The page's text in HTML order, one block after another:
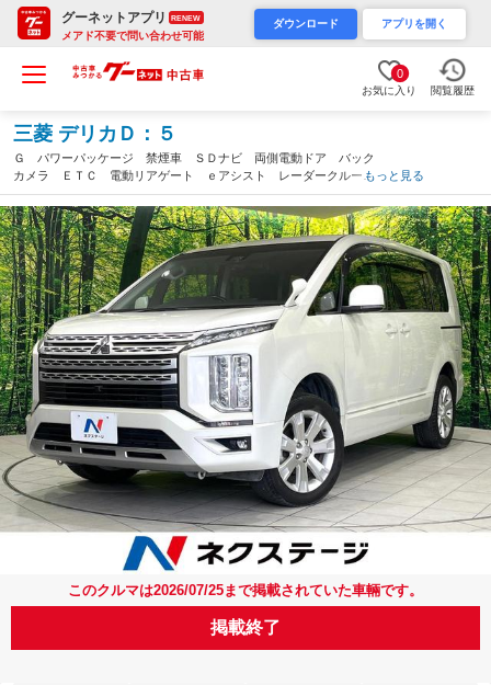
グーネットアプリ RENEW
メアド不要で問い合わせ可能
ダウンロード アプリを開く
0
お気に入り 閲覧履歴
三菱 デリカＤ：５
Ｇ パワーパッケージ 禁煙車 ＳＤナビ 両側電動ドア バック
カメラ ＥＴＣ 電動リアゲート ｅアシスト レーダークルーズ
コントロール シートヒーター パワーシート 電動パーキングブ
レーキ Ｂｌｕｅｔｏｏｔｈ接続（愛知県）
もっと見る
このクルマは2026/07/25まで掲載されていた車輛です。
掲載終了